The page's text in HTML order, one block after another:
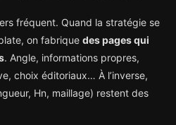
fréquent. Quand la stratégie se
on fabrique des pages qui
. Angle, informations propres,
choix éditoriaux… À l’inverse,
Hn, maillage) restent des